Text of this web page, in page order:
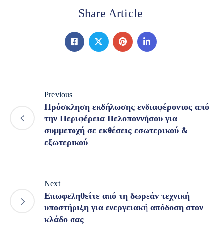
Share Article
Previous
Πρόσκληση εκδήλωσης ενδιαφέροντος από
την Περιφέρεια Πελοποννήσου για
συμμετοχή σε εκθέσεις εσωτερικού &
εξωτερικού
Next
Επωφεληθείτε από τη δωρεάν τεχνική
υποστήριξη για ενεργειακή απόδοση στον
κλάδο σας